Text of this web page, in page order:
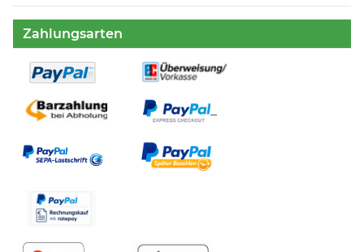
Zahlungsarten